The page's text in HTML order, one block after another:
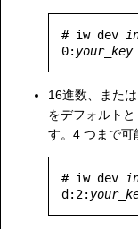
# iw dev
0: your_key
16進数、また
をデフォルト
す。4 つまで可
# iw dev
d:2: